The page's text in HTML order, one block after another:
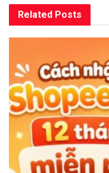
Related Posts